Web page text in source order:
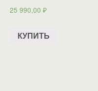
25 990,00 ₽
КУПИТЬ